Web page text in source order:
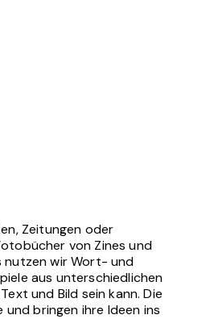
Zeitungen oder
von Zines und
nutzen wir Wort- und
aus unterschiedlichen
und Bild sein kann. Die
und bringen ihre Ideen ins